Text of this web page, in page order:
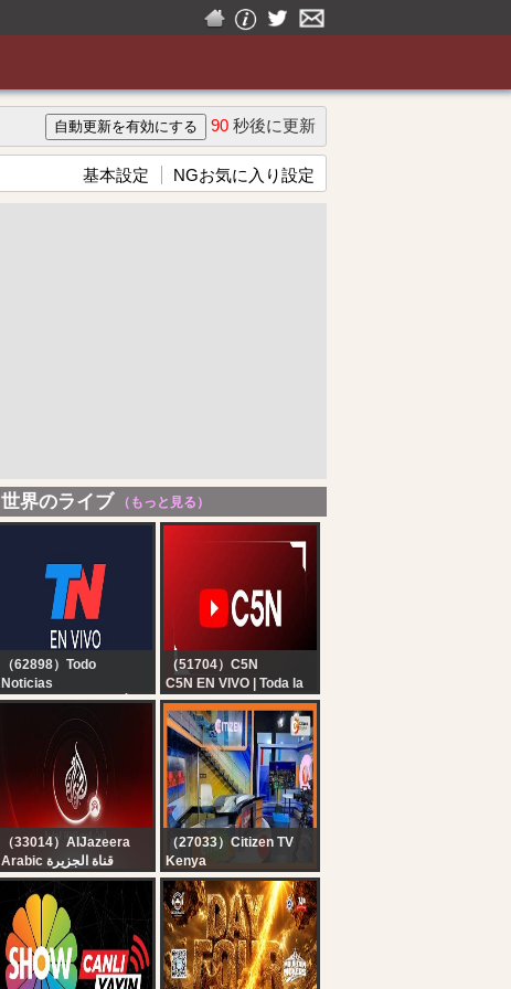
90 秒後に更新
基本設定 NGお気に入り設定
世界のライブ （もっと見る）
（62898）Todo
Noticias
TN EN VIVO - SEGUÍ LA
TRANSMISIÓN EN VIVO
DE TODO NOTICIAS
（51704）C5N
C5N EN VIVO | Toda la
información en un solo
lugar | Seguí la
transmisión las 24
horas
（33014）AlJazeera
Arabic قناة الجزيرة
البث الحي لقناة الجزيرة |
التغطية مستمرة
（27033）Citizen TV
Kenya
Citizen TV Live: